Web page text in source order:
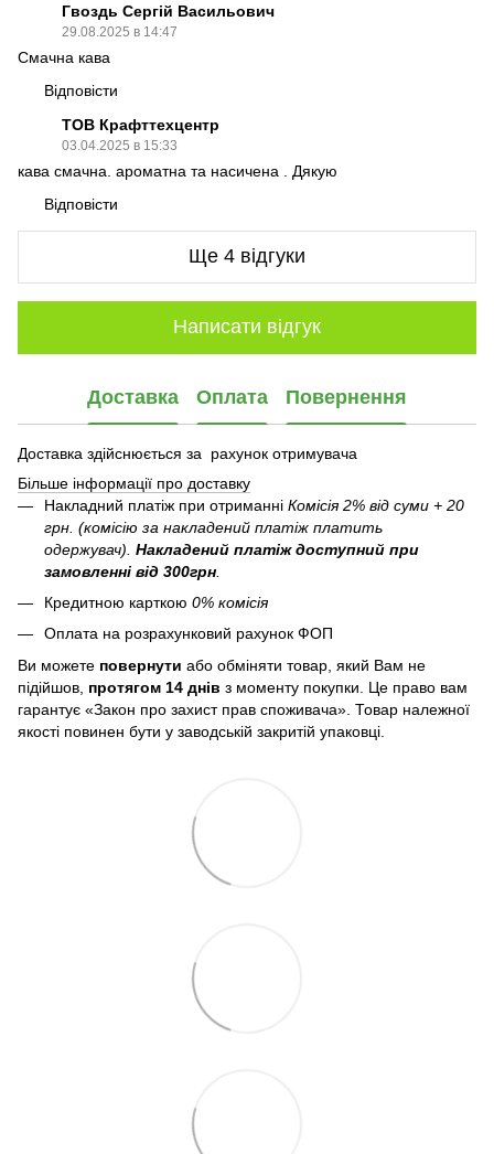
Гвоздь Сергій Васильович
29.08.2025 в 14:47
Смачна кава
Відповісти
ТОВ Крафттехцентр
03.04.2025 в 15:33
кава смачна. ароматна та насичена . Дякую
Відповісти
Ще 4 відгуки
Написати відгук
Доставка Оплата Повернення
Доставка здійснюється за рахунок отримувача
Більше інформації про доставку
Накладний платіж при отриманні Комісія 2% від суми + 20
грн. (комісію за накладений платіж платить
одержувач). Накладений платіж доступний при
замовленні від 300грн
Кредитною карткою 0% комісія
Оплата на розрахунковий рахунок ФОП
Ви можете повернути або обміняти товар, який Вам не
підійшов, протягом 14 днів з моменту покупки. Це право вам
гарантує «Закон про захист прав споживача». Товар належної
якості повинен бути у заводській закритій упаковці.